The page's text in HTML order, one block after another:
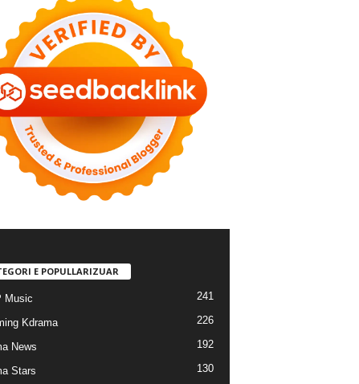
E POPULLARIZUAR
Music 241
Kdrama 226
News 192
Stars 130